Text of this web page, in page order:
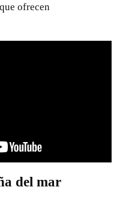
ofrecen
del mar